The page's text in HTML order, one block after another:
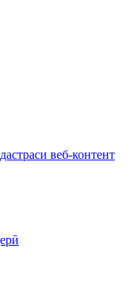
веб-контент